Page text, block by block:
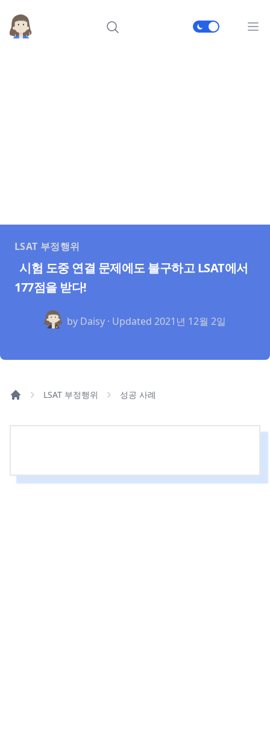
메
LSAT 부정행위
시험 도중 연결 문제에도 불구하고 LSAT에서
177점을 받다!
by Daisy · Updated 2021년 12월 2일
LSAT 부정행위 성공 사례